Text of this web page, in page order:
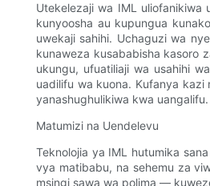
Utekelezaji wa IML uliofanikiwa
kunyoosha au kupungua
uwekaji sahihi. Uchaguzi wa
kunaweza kusababisha kasoro
ukungu, ufuatiliaji wa usahihi
uadilifu wa kuona. Kufanya kazi
yanashughulikiwa kwa uangalifu.
Matumizi na Uendelevu
Teknolojia ya IML hutumika
vya matibabu, na sehemu za
msingi sawa wa polima —